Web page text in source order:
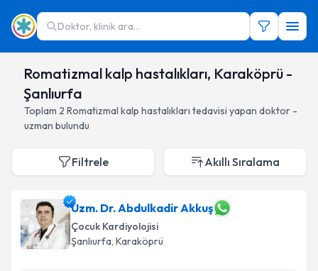
Doktor, klinik ara...
Romatizmal kalp hastalıkları, Karaköprü -
Şanlıurfa
Toplam 2 Romatizmal kalp hastalıkları tedavisi yapan doktor -
uzman bulundu
Filtrele Akıllı Sıralama
Uzm. Dr. Abdulkadir Akkuş
Çocuk Kardiyolojisi
Şanlıurfa, Karaköprü